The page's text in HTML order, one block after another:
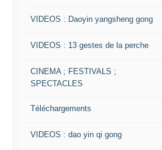
VIDEOS : Daoyin yangsheng gong
VIDEOS : 13 gestes de la perche
CINEMA ; FESTIVALS ;
SPECTACLES
Téléchargements
VIDEOS : dao yin qi gong